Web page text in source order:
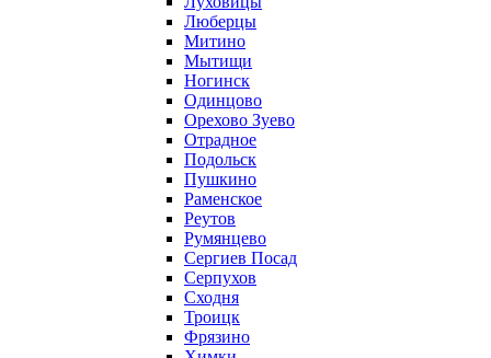
Люберцы
Митино
Мытищи
Ногинск
Одинцово
Орехово Зуево
Отрадное
Подольск
Пушкино
Раменское
Реутов
Румянцево
Сергиев Посад
Серпухов
Сходня
Троицк
Фрязино